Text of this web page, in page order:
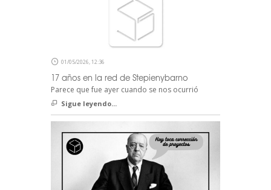
01/05/2026, 12:36
17 años en la red de Stepienybarno
Parece que fue ayer cuando se nos ocurrió
Sigue leyendo...